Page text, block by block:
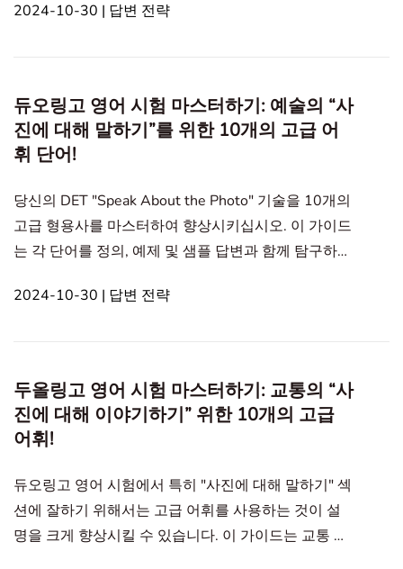
의 초상화 교통수단 예술 거리 장면과 건축 자연 풍경
형용사거리 장면과 건축을 묘사하기 위한 DET 고급
형용사 1. Vibrant 정의: 에너지와
2024-10-30 | 답변 전략
듀오링고 영어 시험 마스터하기: 예술의 “사
진에 대해 말하기”를 위한 10개의 고급 어
휘 단어!
당신의 DET "Speak About the Photo" 기술을 10개의
고급 형용사를 마스터하여 향상시키십시오. 이 가이드
는 각 단어를 정의, 예제 및 샘플 답변과 함께 탐구하여
도움을 줍니다. Speak About the Photo 사람의 초상
고 영어 시험 예술을 설명하기 위한 고급 형용사2. 1.
Evocati
2024-10-30 | 답변 전략
두올링고 영어 시험 마스터하기: 교통의 “사
진에 대해 이야기하기” 위한 10개의 고급
어휘!
듀오링고 영어 시험에서 특히 "사진에 대해 말하기" 섹
션에 잘하기 위해서는 고급 어휘를 사용하는 것이 설
명을 크게 향상시킬 수 있습니다. 이 가이드는 교통 관